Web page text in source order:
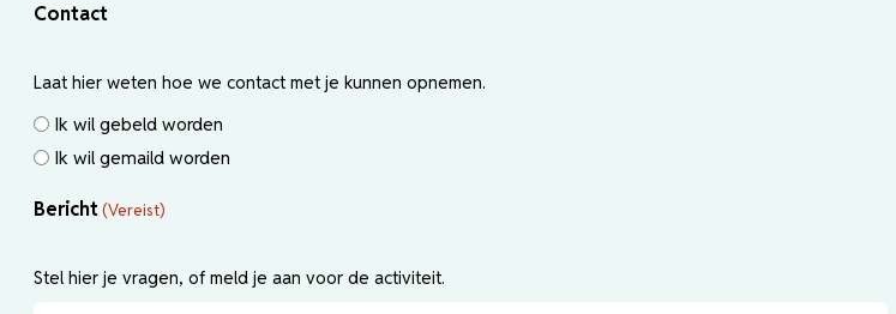
Contact
Laat hier weten hoe we contact met je kunnen opnemen.
Ik wil gebeld worden
Ik wil gemaild worden
Bericht(Vereist)
Stel hier je vragen, of meld je aan voor de activiteit.